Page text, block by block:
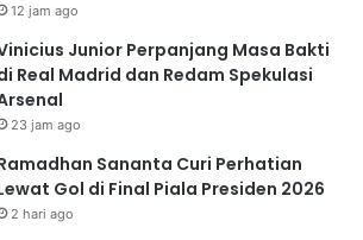
12 jam ago
Junior Perpanjang Masa Bakti
Real Madrid dan Redam Spekulasi
23 jam ago
Sananta Curi Perhatian
Gol di Final Piala Presiden 2026
2 hari ago